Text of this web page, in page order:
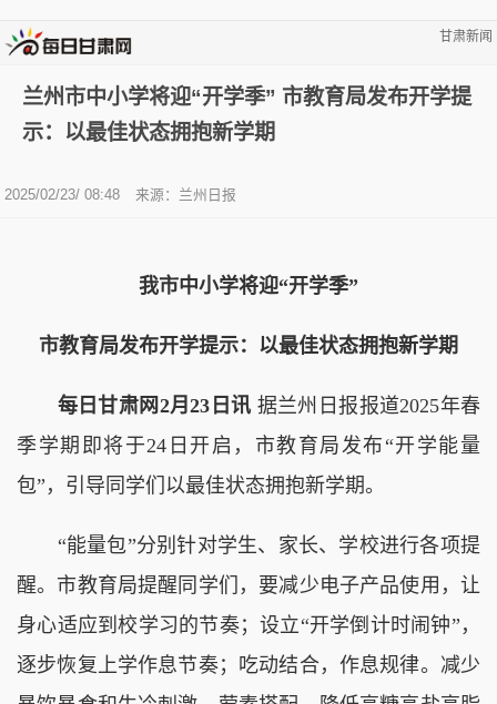
甘肃新闻
兰州市中小学将迎“开学季” 市教育局发布开学提
示：以最佳状态拥抱新学期
2025/02/23/ 08:48 来源：兰州日报
我市中小学将迎“开学季”
市教育局发布开学提示：以最佳状态拥抱新学期
每日甘肃网2月23日讯 据兰州日报报道2025年春
季学期即将于24日开启，市教育局发布“开学能量
包”，引导同学们以最佳状态拥抱新学期。
“能量包”分别针对学生、家长、学校进行各项提
醒。市教育局提醒同学们，要减少电子产品使用，让
身心适应到校学习的节奏；设立“开学倒计时闹钟”，
逐步恢复上学作息节奏；吃动结合，作息规律。减少